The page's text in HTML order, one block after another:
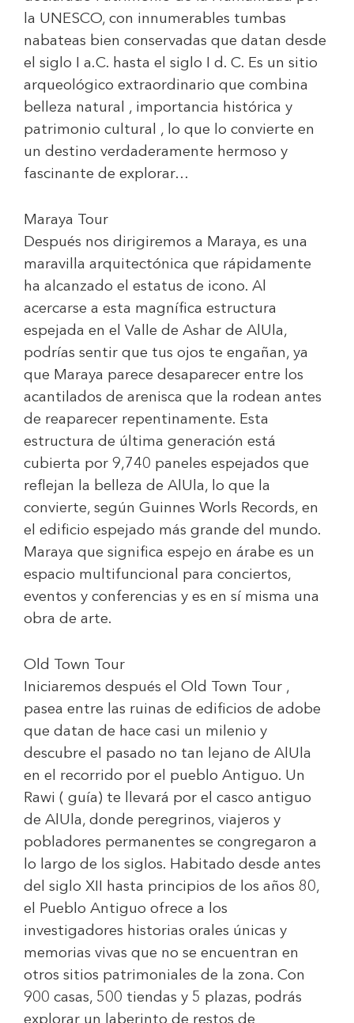
la UNESCO, con innumerables tumbas
nabateas bien conservadas que datan desde
el siglo I a.C. hasta el siglo I d. C. Es un sitio
arqueológico extraordinario que combina
belleza natural , importancia histórica y
patrimonio cultural , lo que lo convierte en
un destino verdaderamente hermoso y
fascinante de explorar…
Maraya Tour
Después nos dirigiremos a Maraya, es una
maravilla arquitectónica que rápidamente
ha alcanzado el estatus de icono. Al
acercarse a esta magnífica estructura
espejada en el Valle de Ashar de AlUla,
podrías sentir que tus ojos te engañan, ya
que Maraya parece desaparecer entre los
acantilados de arenisca que la rodean antes
de reaparecer repentinamente. Esta
estructura de última generación está
cubierta por 9,740 paneles espejados que
reflejan la belleza de AlUla, lo que la
convierte, según Guinnes Worls Records, en
el edificio espejado más grande del mundo.
Maraya que significa espejo en árabe es un
espacio multifuncional para conciertos,
eventos y conferencias y es en sí misma una
obra de arte.
Old Town Tour
Iniciaremos después el Old Town Tour ,
pasea entre las ruinas de edificios de adobe
que datan de hace casi un milenio y
descubre el pasado no tan lejano de AlUla
en el recorrido por el pueblo Antiguo. Un
Rawi ( guía) te llevará por el casco antiguo
de AlUla, donde peregrinos, viajeros y
pobladores permanentes se congregaron a
lo largo de los siglos. Habitado desde antes
del siglo XII hasta principios de los años 80,
el Pueblo Antiguo ofrece a los
investigadores historias orales únicas y
memorias vivas que no se encuentran en
otros sitios patrimoniales de la zona. Con
900 casas, 500 tiendas y 5 plazas, podrás